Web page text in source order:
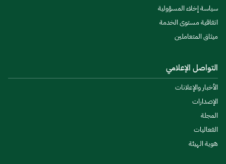
سياسة إخلاء المسؤولية
اتفاقية مستوى الخدمة
ميثاق المتعاملين
التواصل الإعلامي
الأخبار والإعلانات
الإصدارات
المجلة
الفعاليات
هوية الهيئة